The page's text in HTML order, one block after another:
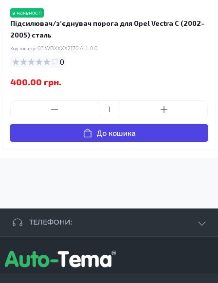
в наявності
Підсилювач/зʼєднувач порога для Opel Vectra C (2002–
2005) сталь
Код товару: 03.WBXXXX2170.ALL.0.0
0
400.00 грн.
До кошика
ТЕЛЕФОНИ:
+38 096 250 84 38
+38 099 657 61 50